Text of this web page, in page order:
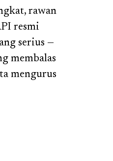
rawan
resmi
serius —
membalas
mengurus